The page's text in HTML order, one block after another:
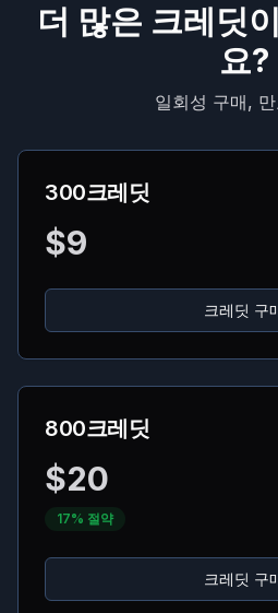
더 많은 크레딧
요?
일회성 구매,
300크레딧
$9
크레딧 구
800크레딧
$20
17% 절약
크레딧 구